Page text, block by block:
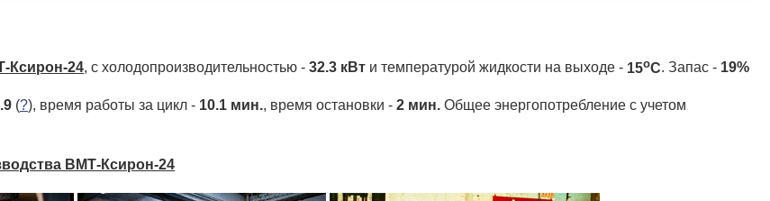
Ксирон-24, с холодо­производительностью - 32.3 кВт и температурой жидкости на выходе - 15оС. Запас - 19%
(?), время работы за цикл - 10.1 мин., время остановки - 2 мин. Общее энергопотребление с учетом
ВМТ-Ксирон-24